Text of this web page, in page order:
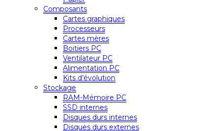
Composants
Cartes graphiques
Processeurs
Cartes mères
Boitiers PC
Ventilateur PC
Alimentation PC
Kits d’évolution
Stockage
RAM-Mémoire PC
SSD internes
Disques durs internes
Disques durs externes